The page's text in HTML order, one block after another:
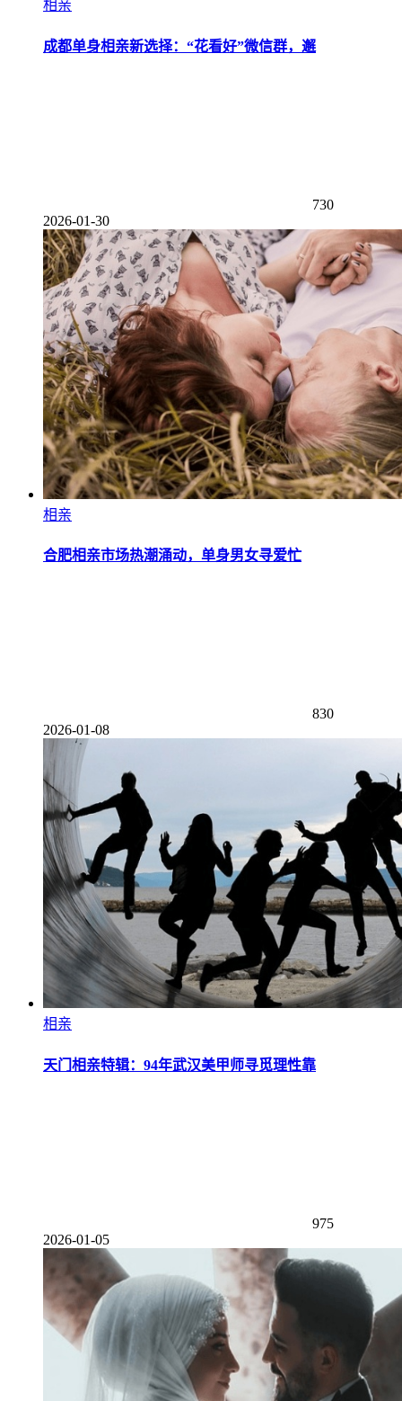
相亲
成都单身相亲新选择：“花看好”微信群，邂
730
2026-01-30
相亲
合肥相亲市场热潮涌动，单身男女寻爱忙
830
2026-01-08
相亲
天门相亲特辑：94年武汉美甲师寻觅理性靠
975
2026-01-05